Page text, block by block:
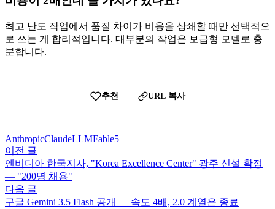
최고 난도 작업에서 품질 차이가 비용을 상쇄할 때만 선택적으
로 쓰는 게 합리적입니다. 대부분의 작업은 보급형 모델로 충
분합니다.
추천 URL 복사
AnthropicClaudeLLMFable5
이전 글
엔비디아 한국지사, "Korea Excellence Center" 광주 신설 확정
— "200명 채용"
다음 글
구글 Gemini 3.5 Flash 공개 — 속도 4배, 2.0 계열은 종료